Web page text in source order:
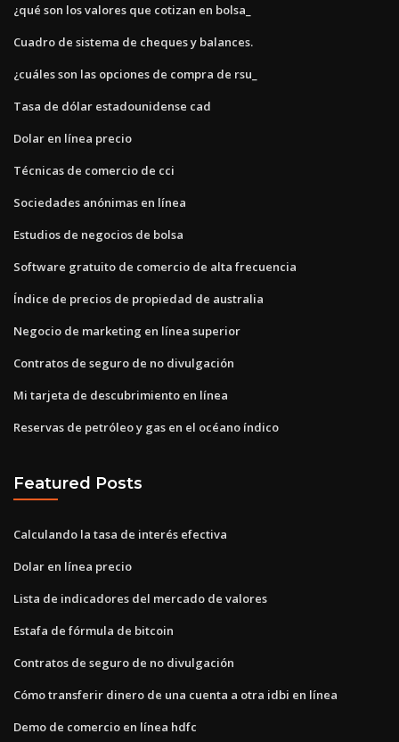
¿qué son los valores que cotizan en bolsa_
Cuadro de sistema de cheques y balances.
¿cuáles son las opciones de compra de rsu_
Tasa de dólar estadounidense cad
Dolar en línea precio
Técnicas de comercio de cci
Sociedades anónimas en línea
Estudios de negocios de bolsa
Software gratuito de comercio de alta frecuencia
Índice de precios de propiedad de australia
Negocio de marketing en línea superior
Contratos de seguro de no divulgación
Mi tarjeta de descubrimiento en línea
Reservas de petróleo y gas en el océano índico
Featured Posts
Calculando la tasa de interés efectiva
Dolar en línea precio
Lista de indicadores del mercado de valores
Estafa de fórmula de bitcoin
Contratos de seguro de no divulgación
Cómo transferir dinero de una cuenta a otra idbi en línea
Demo de comercio en línea hdfc